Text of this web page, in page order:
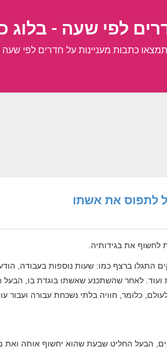
לפי שעה - בלוג
כתבות מעניינות על חדרים לפי
לתפוס את אשתו
לחשוף את בגידותיה.
ועוד. לאחר שהשתכנע שאשתו בוגדת בו,
כלומר, חוויה בלתי נשכחת עבורה ועבור
הבעל החליט שבעת שהוא יחשוף אותה ואת